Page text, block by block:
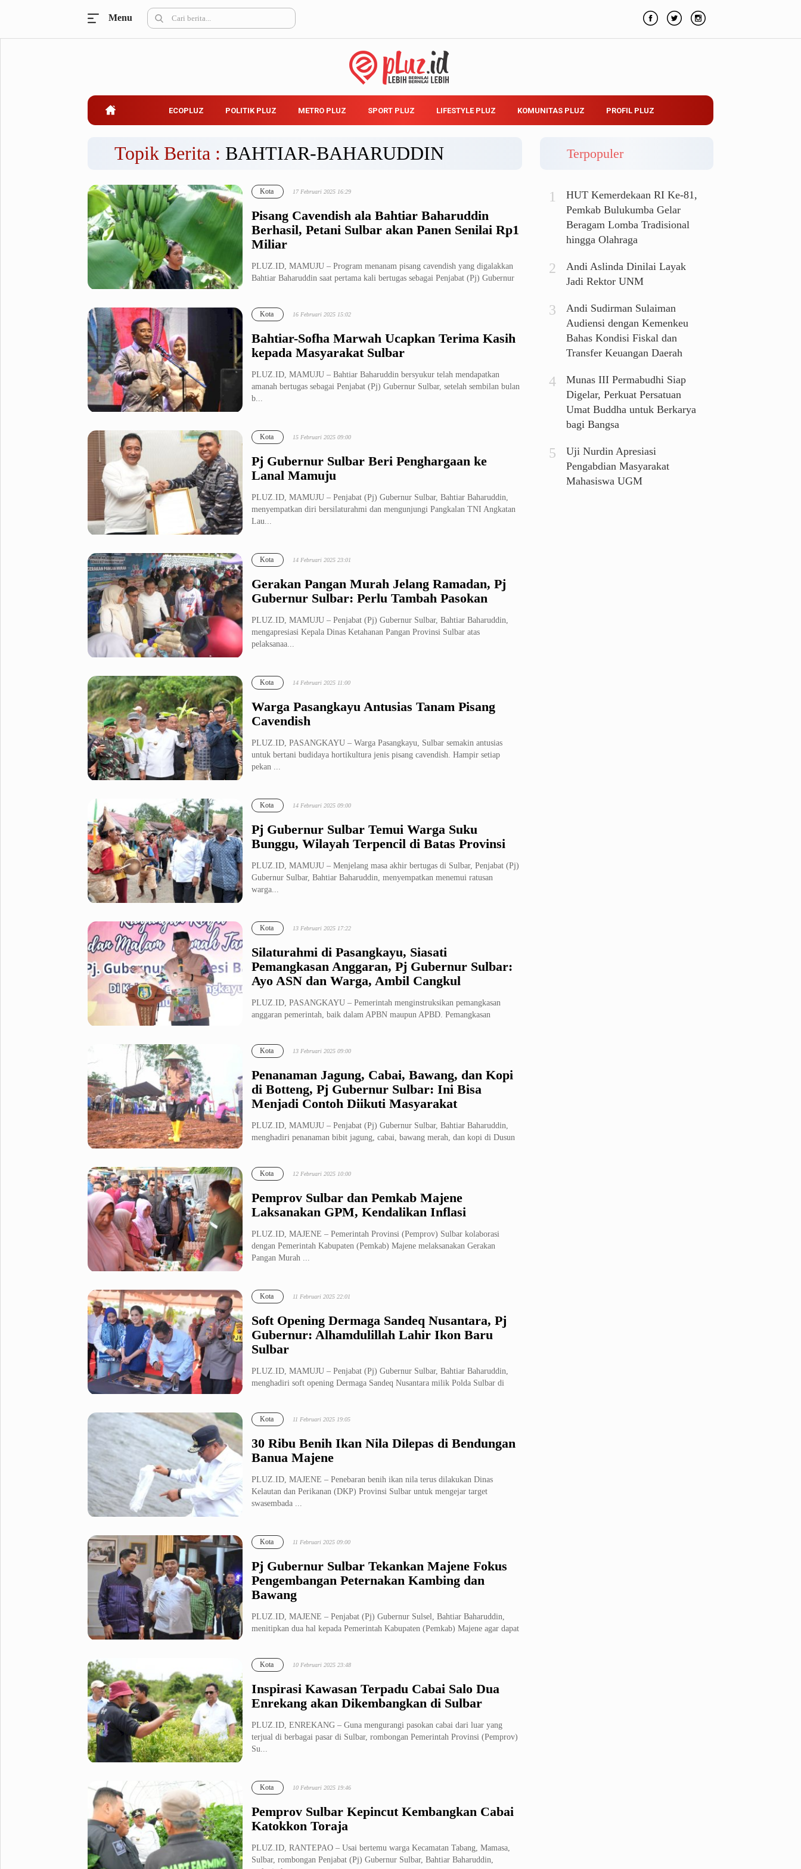
Belanja
Kuliner
Pemilu
Partai Politik
Pilpres
Hukum & Kriminal
Internasional
Citizen
Pemerintahan
Bulutangkis
Golf
Infotainment
Parenting
Menu
ECOPLUZ POLITIK PLUZ METRO PLUZ SPORT PLUZ LIFESTYLE PLUZ KOMUNITAS PLUZ PROFIL PLUZ
Topik Berita : BAHTIAR-BAHARUDDIN
Pisang Cavendish ala Bahtiar Baharuddin
Berhasil, Petani Sulbar akan Panen Senilai Rp1
Miliar
Kota 17 Februari 2025 16:29
PLUZ.ID, MAMUJU – Program menanam pisang cavendish yang digalakkan
Bahtiar Baharuddin saat pertama kali bertugas sebagai Penjabat (Pj) Gubernur
Bahtiar-Sofha Marwah Ucapkan Terima Kasih
kepada Masyarakat Sulbar
Kota 16 Februari 2025 15:02
PLUZ.ID, MAMUJU – Bahtiar Baharuddin bersyukur telah mendapatkan
amanah bertugas sebagai Penjabat (Pj) Gubernur Sulbar, setelah sembilan bulan
b...
Pj Gubernur Sulbar Beri Penghargaan ke
Lanal Mamuju
Kota 15 Februari 2025 09:00
PLUZ.ID, MAMUJU – Penjabat (Pj) Gubernur Sulbar, Bahtiar Baharuddin,
menyempatkan diri bersilaturahmi dan mengunjungi Pangkalan TNI Angkatan
Lau...
Gerakan Pangan Murah Jelang Ramadan, Pj
Gubernur Sulbar: Perlu Tambah Pasokan
Kota 14 Februari 2025 23:01
PLUZ.ID, MAMUJU – Penjabat (Pj) Gubernur Sulbar, Bahtiar Baharuddin,
mengapresiasi Kepala Dinas Ketahanan Pangan Provinsi Sulbar atas
pelaksanaa...
Warga Pasangkayu Antusias Tanam Pisang
Cavendish
Kota 14 Februari 2025 11:00
PLUZ.ID, PASANGKAYU – Warga Pasangkayu, Sulbar semakin antusias
untuk bertani budidaya hortikultura jenis pisang cavendish. Hampir setiap
pekan ...
Pj Gubernur Sulbar Temui Warga Suku
Bunggu, Wilayah Terpencil di Batas Provinsi
Kota 14 Februari 2025 09:00
PLUZ.ID, MAMUJU – Menjelang masa akhir bertugas di Sulbar, Penjabat (Pj)
Gubernur Sulbar, Bahtiar Baharuddin, menyempatkan menemui ratusan
warga...
Silaturahmi di Pasangkayu, Siasati
Pemangkasan Anggaran, Pj Gubernur Sulbar:
Ayo ASN dan Warga, Ambil Cangkul
Kota 13 Februari 2025 17:22
PLUZ.ID, PASANGKAYU – Pemerintah menginstruksikan pemangkasan
anggaran pemerintah, baik dalam APBN maupun APBD. Pemangkasan
Penanaman Jagung, Cabai, Bawang, dan Kopi
di Botteng, Pj Gubernur Sulbar: Ini Bisa
Menjadi Contoh Diikuti Masyarakat
Kota 13 Februari 2025 09:00
PLUZ.ID, MAMUJU – Penjabat (Pj) Gubernur Sulbar, Bahtiar Baharuddin,
menghadiri penanaman bibit jagung, cabai, bawang merah, dan kopi di Dusun
Pemprov Sulbar dan Pemkab Majene
Laksanakan GPM, Kendalikan Inflasi
Kota 12 Februari 2025 10:00
PLUZ.ID, MAJENE – Pemerintah Provinsi (Pemprov) Sulbar kolaborasi
dengan Pemerintah Kabupaten (Pemkab) Majene melaksanakan Gerakan
Pangan Murah ...
Soft Opening Dermaga Sandeq Nusantara, Pj
Gubernur: Alhamdulillah Lahir Ikon Baru
Sulbar
Kota 11 Februari 2025 22:01
PLUZ.ID, MAMUJU – Penjabat (Pj) Gubernur Sulbar, Bahtiar Baharuddin,
menghadiri soft opening Dermaga Sandeq Nusantara milik Polda Sulbar di
30 Ribu Benih Ikan Nila Dilepas di Bendungan
Banua Majene
Kota 11 Februari 2025 19:05
PLUZ.ID, MAJENE – Penebaran benih ikan nila terus dilakukan Dinas
Kelautan dan Perikanan (DKP) Provinsi Sulbar untuk mengejar target
swasembada ...
Pj Gubernur Sulbar Tekankan Majene Fokus
Pengembangan Peternakan Kambing dan
Bawang
Kota 11 Februari 2025 09:00
PLUZ.ID, MAJENE – Penjabat (Pj) Gubernur Sulsel, Bahtiar Baharuddin,
menitipkan dua hal kepada Pemerintah Kabupaten (Pemkab) Majene agar dapat
Inspirasi Kawasan Terpadu Cabai Salo Dua
Enrekang akan Dikembangkan di Sulbar
Kota 10 Februari 2025 23:48
PLUZ.ID, ENREKANG – Guna mengurangi pasokan cabai dari luar yang
terjual di berbagai pasar di Sulbar, rombongan Pemerintah Provinsi (Pemprov)
Su...
Pemprov Sulbar Kepincut Kembangkan Cabai
Katokkon Toraja
Kota 10 Februari 2025 19:46
PLUZ.ID, RANTEPAO – Usai bertemu warga Kecamatan Tabang, Mamasa,
Sulbar, rombongan Penjabat (Pj) Gubernur Sulbar, Bahtiar Baharuddin,
Terpopuler
HUT Kemerdekaan RI Ke-81,
Pemkab Bulukumba Gelar
Beragam Lomba Tradisional
hingga Olahraga
Andi Aslinda Dinilai Layak
Jadi Rektor UNM
Andi Sudirman Sulaiman
Audiensi dengan Kemenkeu
Bahas Kondisi Fiskal dan
Transfer Keuangan Daerah
Munas III Permabudhi Siap
Digelar, Perkuat Persatuan
Umat Buddha untuk Berkarya
bagi Bangsa
Uji Nurdin Apresiasi
Pengabdian Masyarakat
Mahasiswa UGM